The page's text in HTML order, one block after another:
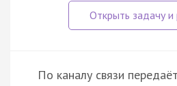
По каналу связи